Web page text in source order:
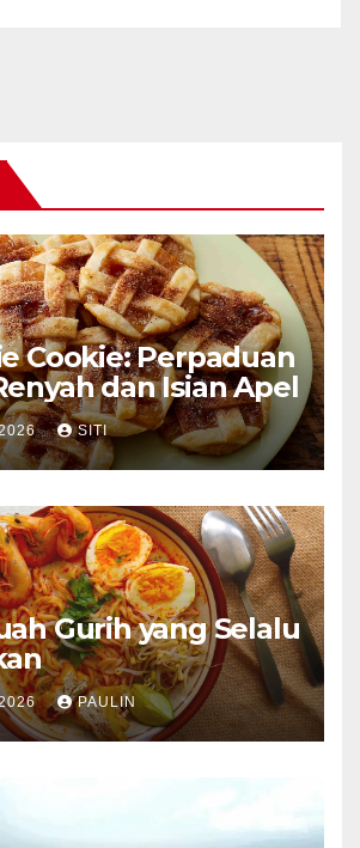
Cookie: Perpaduan
dan Isian Apel
SITI
Gurih yang Selalu
PAULIN